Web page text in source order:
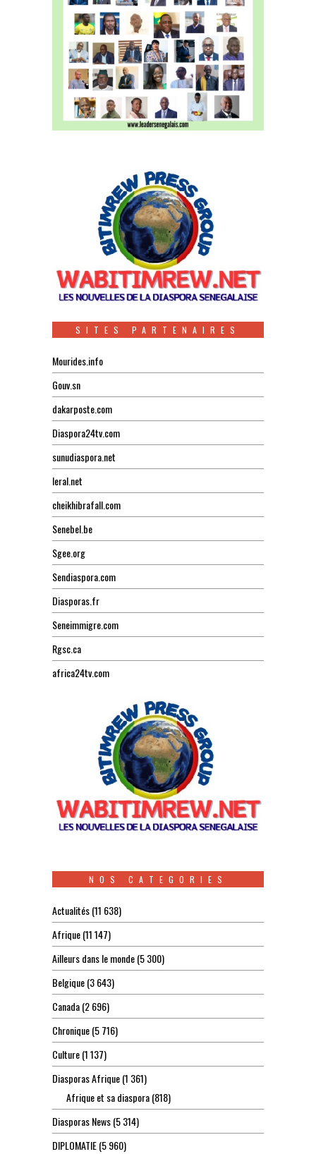
SITES PARTENAIRES
Mourides.info
Gouv.sn
dakarposte.com
Diaspora24tv.com
sunudiaspora.net
leral.net
cheikhibrafall.com
Senebel.be
Sgee.org
Sendiaspora.com
Diasporas.fr
Seneimmigre.com
Rgsc.ca
africa24tv.com
NOS CATEGORIES
Actualités(11 638)
Afrique(11 147)
Ailleurs dans le monde(5 300)
Belgique(3 643)
Canada(2 696)
Chronique(5 716)
Culture(1 137)
Diasporas Afrique(1 361)
Afrique et sa diaspora(818)
Diasporas News(5 314)
DIPLOMATIE(5 960)